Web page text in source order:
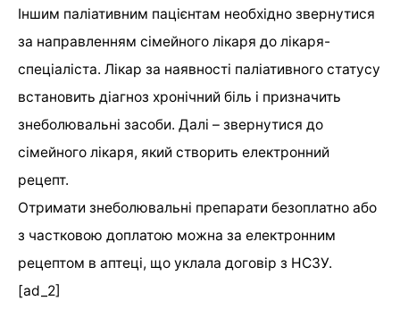
Іншим паліативним пацієнтам необхідно звернутися
за направленням сімейного лікаря до лікаря-
спеціаліста. Лікар за наявності паліативного статусу
встановить діагноз хронічний біль і призначить
знеболювальні засоби. Далі – звернутися до
сімейного лікаря, який створить електронний
рецепт.
Отримати знеболювальні препарати безоплатно або
з частковою доплатою можна за електронним
рецептом в аптеці, що уклала договір з НСЗУ.
[ad_2]